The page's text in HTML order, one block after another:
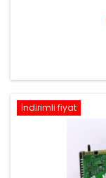
İndirimli fiyat